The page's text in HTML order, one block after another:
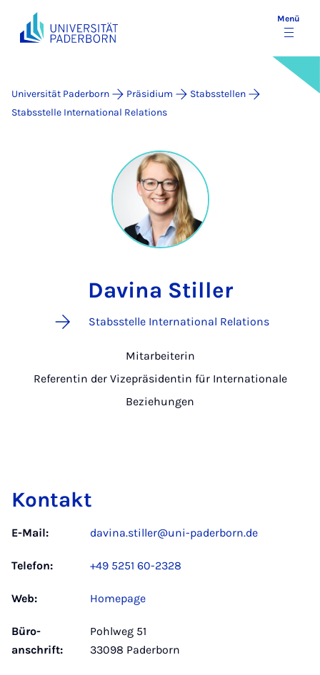
Menü
Universität Paderborn Präsidium
Stabsstellen
Stabsstelle International Relations
Davina Stiller
Stabsstelle International Relations
Mitarbeiterin
Referentin der Vizepräsidentin für Internationale
Beziehungen
Kontakt
E-Mail: davina.stiller@uni-paderborn.de
Telefon: +49 5251 60-2328
Web: Homepage
Büro­
anschrift:
Pohlweg 51
33098 Paderborn